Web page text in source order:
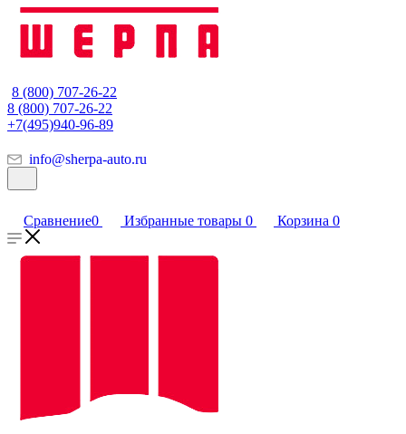
8 (800) 707-26-22
8 (800) 707-26-22
+7(495)940-96-89
info@sherpa-auto.ru
Сравнение0 Избранные товары 0 Корзина 0